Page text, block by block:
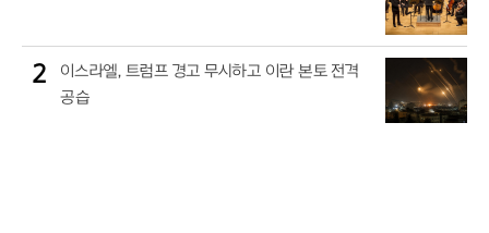
2
이스라엘, 트럼프 경고 무시하고 이란 본토 전격
공습